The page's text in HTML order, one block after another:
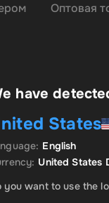
Оптовая
have
States
: English
: United States
you want to use the